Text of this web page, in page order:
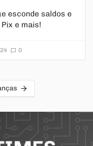
esconde saldos e
e mais!
0